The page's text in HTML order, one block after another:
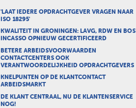
'LAAT IEDERE OPDRACHTGEVER VRAGEN NAAR
ISO 18295'
KWALITEIT IN GRONINGEN: LAVG, RDW EN BOS
INCASSO OPNIEUW GECERTIFICEERD
BETERE ARBEIDSVOORWAARDEN
CONTACTCENTERS OOK
VERANTWOORDELIJKHEID OPDRACHTGEVERS
KNELPUNTEN OP DE KLANTCONTACT
ARBEIDSMARKT
DE KLANT CENTRAAL, NU DE KLANTENSERVICE
NOG!